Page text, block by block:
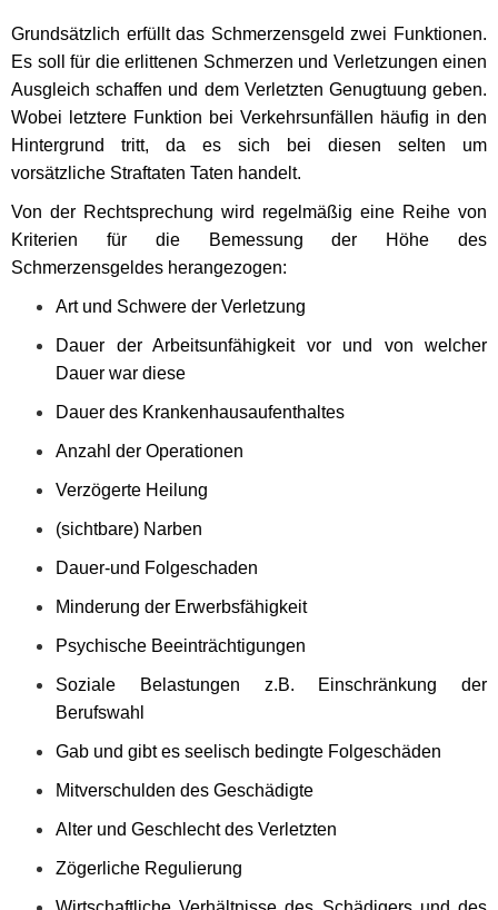
Grundsätzlich erfüllt das Schmerzensgeld zwei Funktionen.
Es soll für die erlittenen Schmerzen und Verletzungen einen
Ausgleich schaffen und dem Verletzten Genugtuung geben.
Wobei letztere Funktion bei Verkehrsunfällen häufig in den
Hintergrund tritt, da es sich bei diesen selten um
vorsätzliche Straftaten Taten handelt.
Von der Rechtsprechung wird regelmäßig eine Reihe von
Kriterien für die Bemessung der Höhe des
Schmerzensgeldes herangezogen:
Art und Schwere der Verletzung
Dauer der Arbeitsunfähigkeit vor und von welcher
Dauer war diese
Dauer des Krankenhausaufenthaltes
Anzahl der Operationen
Verzögerte Heilung
(sichtbare) Narben
Dauer-und Folgeschaden
Minderung der Erwerbsfähigkeit
Psychische Beeinträchtigungen
Soziale Belastungen z.B. Einschränkung der
Berufswahl
Gab und gibt es seelisch bedingte Folgeschäden
Mitverschulden des Geschädigte
Alter und Geschlecht des Verletzten
Zögerliche Regulierung